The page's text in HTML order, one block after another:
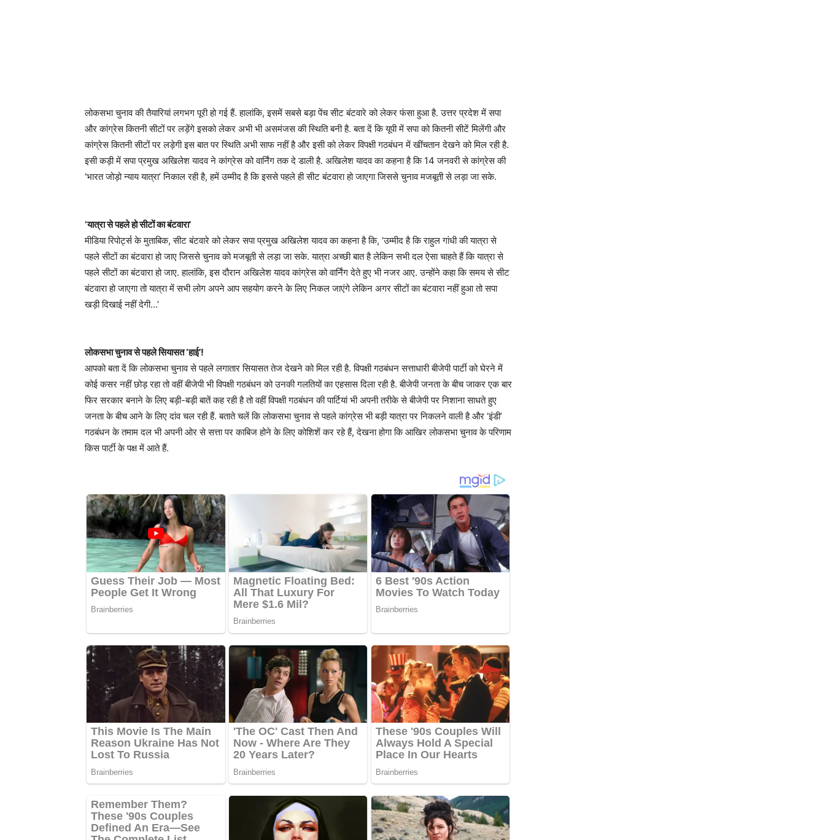
लोकसभा चुनाव की तैयारियां लगभग पूरी हो गई हैं. हालांकि, इसमें सबसे बड़ा पेंच सीट बंटवारे को लेकर फंसा हुआ है. उत्तर प्रदेश में सपा
और कांग्रेस कितनी सीटों पर लड़ेंगे इसको लेकर अभी भी असमंजस की स्थिति बनी है. बता दें कि यूपी में सपा को कितनी सीटें मिलेंगी और
कांग्रेस कितनी सीटों पर लड़ेगी इस बात पर स्थिति अभी साफ नहीं है और इसी को लेकर विपक्षी गठबंधन में खींचतान देखने को मिल रही है.
इसी कड़ी में सपा प्रमुख अखिलेश यादव ने कांग्रेस को वार्निंग तक दे डाली है. अखिलेश यादव का कहना है कि 14 जनवरी से कांग्रेस की
‘भारत जोड़ो न्याय यात्रा’ निकाल रही है, हमें उम्मीद है कि इससे पहले ही सीट बंटवारा हो जाएगा जिससे चुनाव मजबूती से लड़ा जा सके.
‘यात्रा से पहले हो सीटों का बंटवारा’
मीडिया रिपोर्ट्स के मुताबिक, सीट बंटवारे को लेकर सपा प्रमुख अखिलेश यादव का कहना है कि, ‘उम्मीद है कि राहुल गांधी की यात्रा से
पहले सीटों का बंटवारा हो जाए जिससे चुनाव को मजबूती से लड़ा जा सके. यात्रा अच्छी बात है लेकिन सभी दल ऐसा चाहते हैं कि यात्रा से
पहले सीटों का बंटवारा हो जाए. हालांकि, इस दौरान अखिलेश यादव कांग्रेस को वार्निंग देते हुए भी नजर आए. उन्होंने कहा कि समय से सीट
बंटवारा हो जाएगा तो यात्रा में सभी लोग अपने आप सहयोग करने के लिए निकल जाएंगे लेकिन अगर सीटों का बंटवारा नहीं हुआ तो सपा
खड़ी दिखाई नहीं देगी…’
लोकसभा चुनाव से पहले सियासत ‘हाई’!
आपको बता दें कि लोकसभा चुनाव से पहले लगातार सियासत तेज देखने को मिल रही है. विपक्षी गठबंधन सत्ताधारी बीजेपी पार्टी को घेरने में
कोई कसर नहीं छोड़ रहा तो वहीं बीजेपी भी विपक्षी गठबंधन को उनकी गलतियों का एहसास दिला रही है. बीजेपी जनता के बीच जाकर एक बार
फिर सरकार बनाने के लिए बड़ी-बड़ी बातें कह रही है तो वहीं विपक्षी गठबंधन की पार्टियां भी अपनी तरीके से बीजेपी पर निशाना साधते हुए
जनता के बीच आने के लिए दांव चल रही हैं. बताते चलें कि लोकसभा चुनाव से पहले कांग्रेस भी बड़ी यात्रा पर निकलने वाली है और ‘इंडी’
गठबंधन के तमाम दल भी अपनी ओर से सत्ता पर काबिज होने के लिए कोशिशें कर रहे हैं, देखना होगा कि आखिर लोकसभा चुनाव के परिणाम
किस पार्टी के पक्ष में आते हैं.